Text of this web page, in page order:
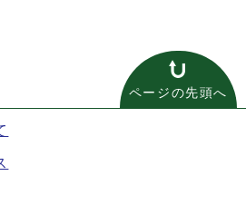
ページの先頭へ